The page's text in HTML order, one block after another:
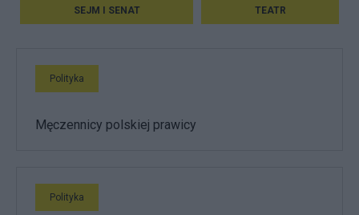
SEJM I SENAT TEATR
Polityka
Męczennicy polskiej prawicy
Polityka